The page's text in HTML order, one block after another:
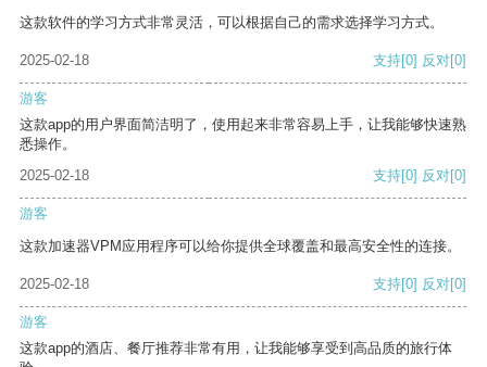
这款软件的学习方式非常灵活，可以根据自己的需求选择学习方式。
2025-02-18 支持[0] 反对[0]
游客
这款app的用户界面简洁明了，使用起来非常容易上手，让我能够快速熟
悉操作。
2025-02-18
支持[0] 反对[0]
游客
这款加速器VPM应用程序可以给你提供全球覆盖和最高安全性的连接。
2025-02-18 支持[0] 反对[0]
游客
这款app的酒店、餐厅推荐非常有用，让我能够享受到高品质的旅行体